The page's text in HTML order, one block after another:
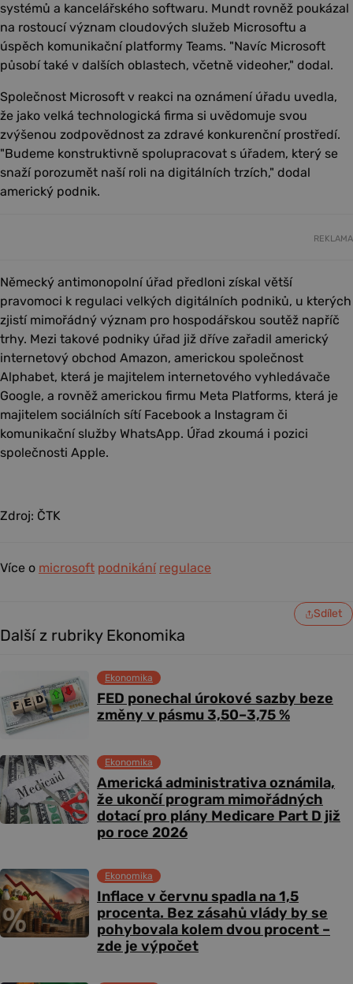
systémů a kancelářského softwaru. Mundt rovněž poukázal
na rostoucí význam cloudových služeb Microsoftu a
úspěch komunikační platformy Teams. "Navíc Microsoft
působí také v dalších oblastech, včetně videoher," dodal.
Společnost Microsoft v reakci na oznámení úřadu uvedla,
že jako velká technologická firma si uvědomuje svou
zvýšenou zodpovědnost za zdravé konkurenční prostředí.
"Budeme konstruktivně spolupracovat s úřadem, který se
snaží porozumět naší roli na digitálních trzích," dodal
americký podnik.
REKLAMA
Německý antimonopolní úřad předloni získal větší
pravomoci k regulaci velkých digitálních podniků, u kterých
zjistí mimořádný význam pro hospodářskou soutěž napříč
trhy. Mezi takové podniky úřad již dříve zařadil americký
internetový obchod Amazon, americkou společnost
Alphabet, která je majitelem internetového vyhledávače
Google, a rovněž americkou firmu Meta Platforms, která je
majitelem sociálních sítí Facebook a Instagram či
komunikační služby WhatsApp. Úřad zkoumá i pozici
společnosti Apple.
Zdroj: ČTK
Více o microsoft podnikání regulace
Sdílet
Další z rubriky Ekonomika
FED ponechal úrokové sazby beze
změny v pásmu 3,50–3,75 %
Ekonomika
Americká administrativa oznámila,
že ukončí program mimořádných
dotací pro plány Medicare Part D již
po roce 2026
Ekonomika
Inflace v červnu spadla na 1,5
procenta. Bez zásahů vlády by se
pohybovala kolem dvou procent –
zde je výpočet
Ekonomika